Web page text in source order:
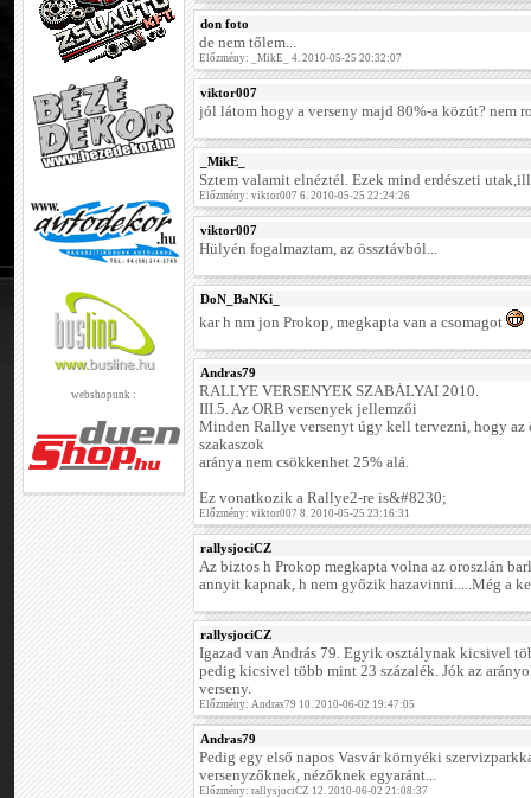
webshopunk :
don foto
de nem tőlem...
Előzmény: _MikE_ 4. 2010-05-25 20:32:07
viktor007
jól látom hogy a verseny majd 80%-a közút? nem
_MikE_
Sztem valamit elnéztél. Ezek mind erdészeti
Előzmény: viktor007 6. 2010-05-25 22:24:26
viktor007
Hülyén fogalmaztam, az össztávból...
DoN_BaNKi_
kar h nm jon Prokop, megkapta van a csomagot
Andras79
RALLYE VERSENYEK SZABÁLYAI 2010.
III.5. Az ORB versenyek jellemzői
Minden Rallye versenyt úgy kell tervezni, hogy az
szakaszok
aránya nem csökkenhet 25% alá.
Ez vonatkozik a Rallye2-re is&#8230;
Előzmény: viktor007 8. 2010-05-25 23:16:31
rallysjociCZ
Az biztos h Prokop megkapta volna az oroszlán
annyit kapnak, h nem győzik hazavinni.....Még a
rallysjociCZ
Igazad van András 79. Egyik osztálynak kicsivel
pedig kicsivel több mint 23 százalék. Jók az
verseny.
Előzmény: Andras79 10. 2010-06-02 19:47:05
Andras79
Pedig egy első napos Vasvár környéki
versenyzőknek, nézőknek egyaránt...
Előzmény: rallysjociCZ 12. 2010-06-02 21:08:37